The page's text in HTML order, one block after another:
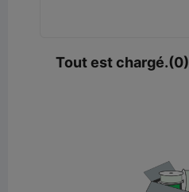
Tout est chargé.(0)